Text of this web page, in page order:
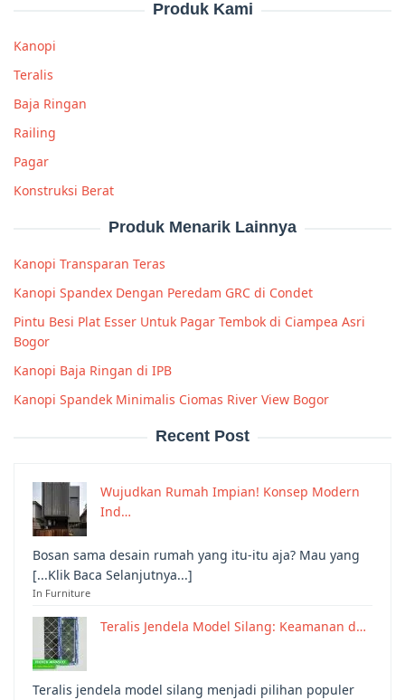
Produk Kami
Kanopi
Teralis
Baja Ringan
Railing
Pagar
Konstruksi Berat
Produk Menarik Lainnya
Kanopi Transparan Teras
Kanopi Spandex Dengan Peredam GRC di Condet
Pintu Besi Plat Esser Untuk Pagar Tembok di Ciampea Asri
Bogor
Kanopi Baja Ringan di IPB
Kanopi Spandek Minimalis Ciomas River View Bogor
Recent Post
Wujudkan Rumah Impian! Konsep Modern
Ind…
Bosan sama desain rumah yang itu-itu aja? Mau yang
[...Klik Baca Selanjutnya...]
In Furniture
Teralis Jendela Model Silang: Keamanan d…
Teralis jendela model silang menjadi pilihan populer